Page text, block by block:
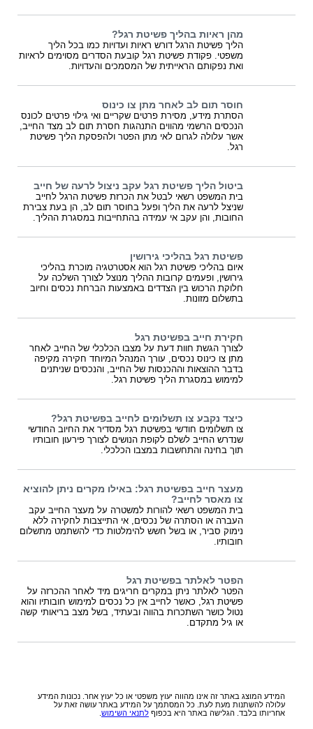
מהן ראיות בהליך פשיטת רגל?
הליך פשיטת הרגל דורש ראיות ועדויות כמו בכל הליך
משפטי. פקודת פשיטת רגל קובעת הסדרים מסוימים לראיות
ואת נפקותם הראייתית של המסמכים והעדויות.
חוסר תום לב לאחר מתן צו כינוס
הסתרת מידע, מסירת פרטים שקריים ואי גילוי פרטים לכונס
הנכסים הרשמי מהווים התנהגות חסרת תום לב מצד החייב,
אשר עלולה לגרום לאי מתן הפטר ולהפסקת הליך פשיטת
רגל.
ביטול הליך פשיטת רגל עקב ניצול לרעה של חייב
בית המשפט רשאי לבטל את הכרזת פשיטת הרגל לחייב
שניצל לרעה את הליך ופעל בחוסר תום לב, הן בעת צבירת
החובות, והן עקב אי עמידה בהתחייבות במסגרת ההליך.
פשיטת רגל בהליכי גירושין
איום בהליכי פשיטת רגל הוא אסטרטגיה מוכרת בהליכי
גירושין, ופעמים קרובות ההליך מנוצל לצורך השלכה על
חלוקת הרכוש בין הצדדים באמצעות הברחת נכסים וחיוב
בתשלום מזונות.
חקירת חייב בפשיטת רגל
לצורך הגשת חוות דעת על מצבו הכלכלי של החייב לאחר
מתן צו כינוס נכסים, עורך המנהל המיוחד חקירה מקיפה
בדבר ההוצאות וההכנסות של החייב, והנכסים שניתנים
למימוש במסגרת הליך פשיטת רגל.
כיצד נקבע צו תשלומים לחייב בפשיטת רגל?
צו תשלומים חודשי בפשיטת רגל מסדיר את החיוב החודשי
שנדרש החייב לשלם לקופת הנושים לצורך פירעון חובותיו
תוך בחינה והתחשבות במצבו הכלכלי.
מעצר חייב בפשיטת רגל: באילו מקרים ניתן להוציא
צו מאסר לחייב?
בית המשפט רשאי להורות למשטרה על מעצר החייב עקב
העברה או הסתרה של נכסים, אי התייצבות לחקירה ללא
נימוק סביר, או בשל חשש להימלטות כדי להשתמט מתשלום
חובותיו.
הפטר לאלתר בפשיטת רגל
הפטר לאלתר ניתן במקרים חריגים מיד לאחר ההכרזה על
פשיטת רגל, כאשר לחייב אין כל נכסים למימוש חובותיו והוא
נטול כושר השתכרות בהווה ובעתיד, בשל מצב בריאותי קשה
או גיל מתקדם.
המידע המוצג באתר זה אינו מהווה יעוץ משפטי או כל יעוץ אחר. נכונות המידע
עלולה להשתנות מעת לעת. כל המסתמך על המידע באתר עושה זאת על
אחריותו בלבד. הגלישה באתר היא בכפוף לתנאי השימוש